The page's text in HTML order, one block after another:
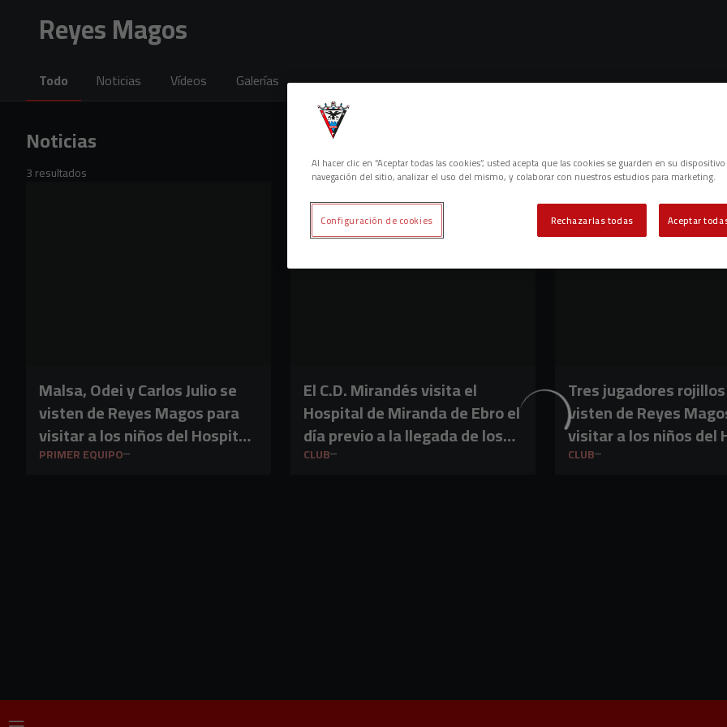
Reyes Magos
Todo Noticias Vídeos Galerías
Noticias
3 resultados
Malsa, Odei y Carlos Julio se
visten de Reyes Magos para
visitar a los niños del Hospital
que no pasaron el día de ayer
PRIMER EQUIPO
El C.D. Mirandés visita el
Hospital de Miranda de Ebro el
día previo a la llegada de los
Reyes Magos
CLUB
Tres jugadores
visten de Reyes
visitar a los niños del
Santiago Apóstol
CLUB
Al hacer clic en “Aceptar todas las cookies”, usted acepta que las cookies se guarden en su
navegación del sitio, analizar el uso del mismo, y colaborar con nuestros estudios para marketing.
Rechazarlas todas Aceptar
Configuración de cookies